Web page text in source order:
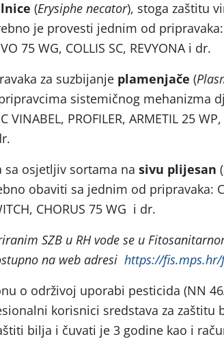
(Erysiphe necator), stoga zaštitu
je provesti jednim od pripravaka:
75 WG, COLLIS SC, REVYONA i dr.
za suzbijanje plamenjače (
sistemičnog mehanizma
VINABEL, PROFILER, ARMETIL 25
sa osjetljiv sortama na sivu plijesan (
obaviti sa jednim od pripravaka:
CHORUS 75 WG i dr.
SZB u RH vode se u
na web adresi https://
o održivoj uporabi pesticida (NN
korisnici sredstava za zaštitu
bilja i čuvati je 3 godine kao i